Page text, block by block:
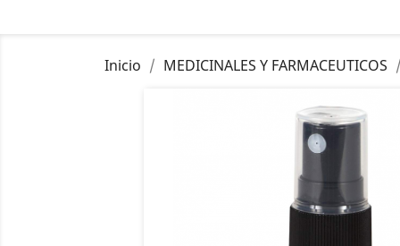
Inicio MEDICINALES Y FARMACEUTICOS